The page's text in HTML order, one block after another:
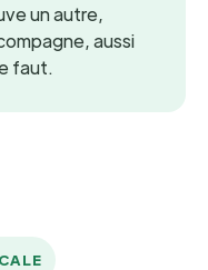
un autre,
aussi
faut.